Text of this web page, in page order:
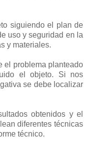
siguiendo el plan de
uso y seguridad en la
y materiales.
el problema planteado
el objeto. Si nos
se debe localizar
obtenidos y el
diferentes técnicas
técnico.